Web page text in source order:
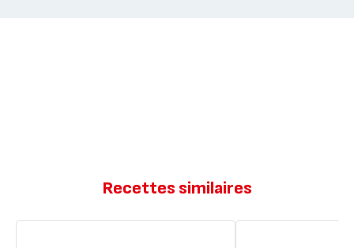
Recettes similaires